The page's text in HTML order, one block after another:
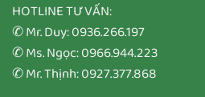
HOTLINE TƯ VẤN:
✆ Mr. Duy: 0936.266.197
✆ Ms. Ngọc: 0966.944.223
✆ Mr. Thịnh: 0927.377.868